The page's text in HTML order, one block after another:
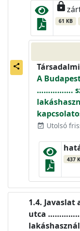
share
lock
61 KB
A
…………….
event_available Utolsó
437
Javaslat
utca